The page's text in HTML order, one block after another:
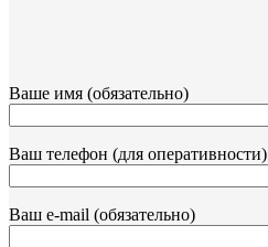
Ваше имя (обязательно)
Ваш телефон (для оперативности)
Ваш e-mail (обязательно)